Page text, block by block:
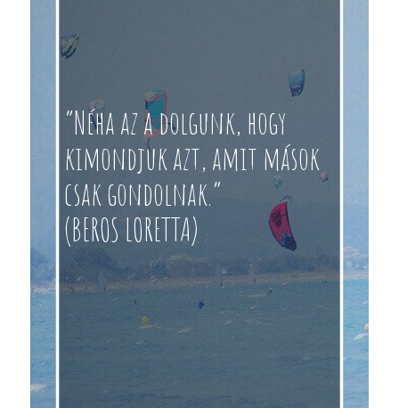
“Néha az a dolgunk, hogy
kimondjuk azt, amit mások
csak gondolnak.”
(BEROS LORETTA)